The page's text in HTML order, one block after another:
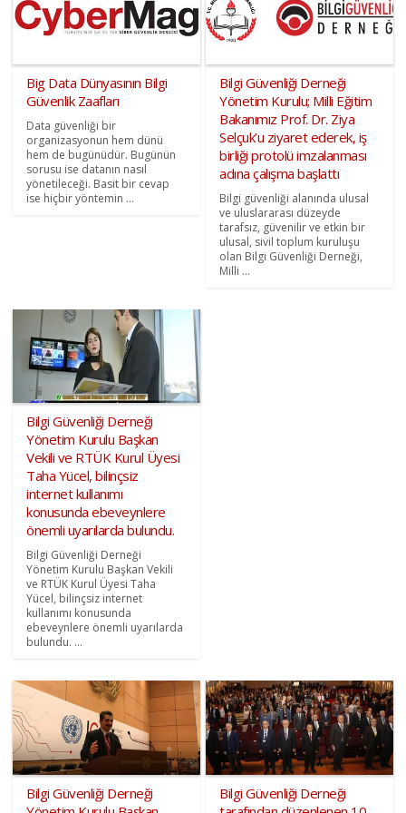
Big Data Dünyasının Bilgi
Güvenlik Zaafları
Data güvenliği bir
organizasyonun hem dünü
hem de bugünüdür. Bugünün
sorusu ise datanın nasıl
yönetileceği. Basit bir cevap
ise hiçbir yöntemin ...
Bilgi Güvenliği Derneği
Yönetim Kurulu; Milli Eğitim
Bakanımız Prof. Dr. Ziya
Selçuk’u ziyaret ederek, iş
birliği protolü imzalanması
adına çalışma başlattı
Bilgi güvenliği alanında ulusal
ve uluslararası düzeyde
tarafsız, güvenilir ve etkin bir
ulusal, sivil toplum kuruluşu
olan Bilgi Güvenliği Derneği,
Milli ...
Bilgi Güvenliği Derneği
Yönetim Kurulu Başkan
Vekili ve RTÜK Kurul Üyesi
Taha Yücel, bilinçsiz
internet kullanımı
konusunda ebeveynlere
önemli uyarılarda bulundu.
Bilgi Güvenliği Derneği
Yönetim Kurulu Başkan Vekili
ve RTÜK Kurul Üyesi Taha
Yücel, bilinçsiz internet
kullanımı konusunda
ebeveynlere önemli uyarılarda
bulundu. ...
Bilgi Güvenliği Derneği
Bilgi Güvenliği Derneği